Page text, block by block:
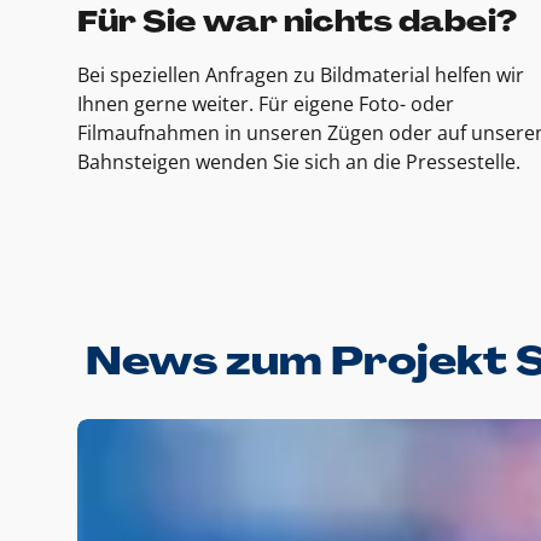
Für Sie war nichts dabei?
Bei speziellen Anfragen zu Bildmaterial helfen wir
Ihnen gerne weiter. Für eigene Foto- oder
Filmaufnahmen in unseren Zügen oder auf
Bahnsteigen wenden Sie sich an die Pressestelle.
News zum Projekt